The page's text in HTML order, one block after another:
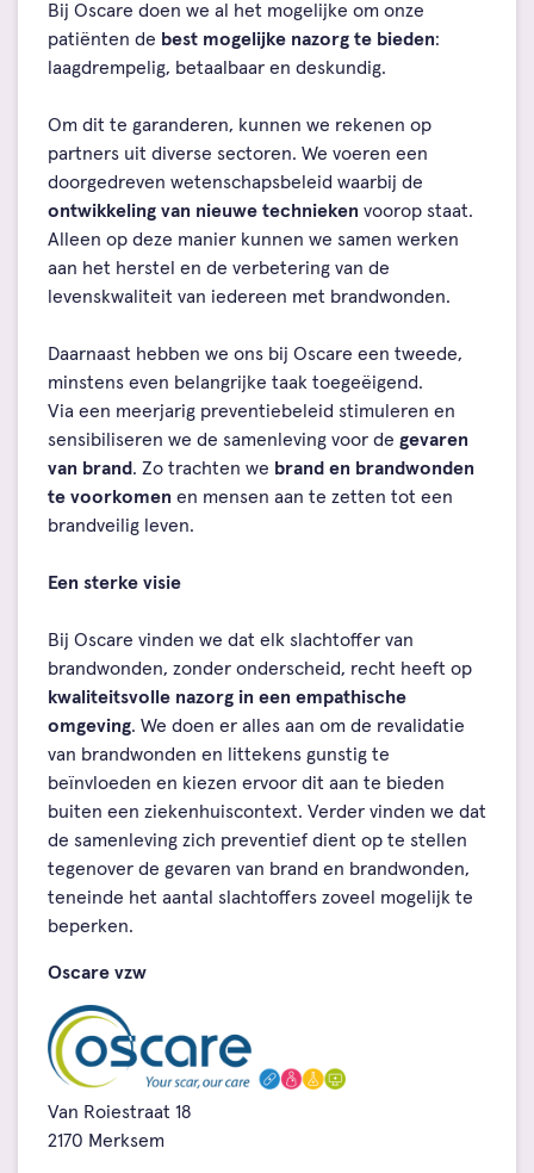
Oscare vzw
Van Roiestraat 18
2170 Merksem
Bij Oscare doen we al het mogelijke om onze
patiënten de best mogelijke nazorg te bieden:
laagdrempelig, betaalbaar en deskundig.
Om dit te garanderen, kunnen we rekenen op
partners uit diverse sectoren. We voeren een
doorgedreven wetenschapsbeleid waarbij de
ontwikkeling van nieuwe technieken voorop staat.
Alleen op deze manier kunnen we samen werken
aan het herstel en de verbetering van de
levenskwaliteit van iedereen met brandwonden.
Daarnaast hebben we ons bij Oscare een tweede,
minstens even belangrijke taak toegeëigend.
Via een meerjarig preventiebeleid stimuleren en
sensibiliseren we de samenleving voor de gevaren
van brand. Zo trachten we brand en brandwonden
te voorkomen en mensen aan te zetten tot een
brandveilig leven.
Een sterke visie
Bij Oscare vinden we dat elk slachtoffer van
brandwonden, zonder onderscheid, recht heeft op
kwaliteitsvolle nazorg in een empathische
omgeving. We doen er alles aan om de revalidatie
van brandwonden en littekens gunstig te
beïnvloeden en kiezen ervoor dit aan te bieden
buiten een ziekenhuiscontext. Verder vinden we dat
de samenleving zich preventief dient op te stellen
tegenover de gevaren van brand en brandwonden,
teneinde het aantal slachtoffers zoveel mogelijk te
beperken.